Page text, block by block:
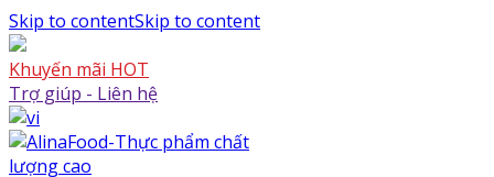
Skip to contentSkip to content
Khuyến mãi HOT
Trợ giúp - Liên hệ